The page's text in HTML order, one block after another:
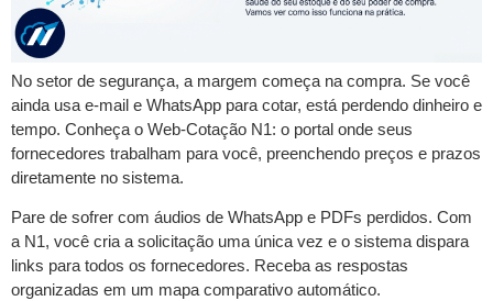
No setor de segurança, a margem começa na compra. Se você
ainda usa e-mail e WhatsApp para cotar, está perdendo dinheiro e
tempo. Conheça o Web-Cotação N1: o portal onde seus
fornecedores trabalham para você, preenchendo preços e prazos
diretamente no sistema.
Pare de sofrer com áudios de WhatsApp e PDFs perdidos. Com
a N1, você cria a solicitação uma única vez e o sistema dispara
links para todos os fornecedores. Receba as respostas
organizadas em um mapa comparativo automático.